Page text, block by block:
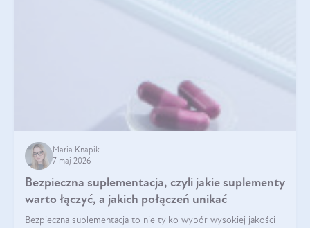
Maria Knapik
7 maj 2026
Bezpieczna suplementacja, czyli jakie suplementy
warto łączyć, a jakich połączeń unikać
Bezpieczna suplementacja to nie tylko wybór wysokiej jakości